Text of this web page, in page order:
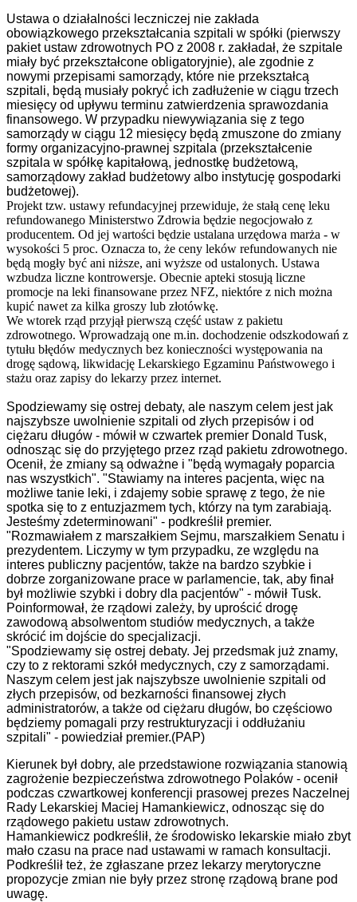
Ustawa o działalności leczniczej nie zakłada
obowiązkowego przekształcania szpitali w spółki (pierwszy
pakiet ustaw zdrowotnych PO z 2008 r. zakładał, że szpitale
miały być przekształcone obligatoryjnie), ale zgodnie z
nowymi przepisami samorządy, które nie przekształcą
szpitali, będą musiały pokryć ich zadłużenie w ciągu trzech
miesięcy od upływu terminu zatwierdzenia sprawozdania
finansowego. W przypadku niewywiązania się z tego
samorządy w ciągu 12 miesięcy będą zmuszone do zmiany
formy organizacyjno-prawnej szpitala (przekształcenie
szpitala w spółkę kapitałową, jednostkę budżetową,
samorządowy zakład budżetowy albo instytucję gospodarki
budżetowej).
Projekt tzw. ustawy refundacyjnej przewiduje, że stałą cenę leku
refundowanego Ministerstwo Zdrowia będzie negocjowało z
producentem. Od jej wartości będzie ustalana urzędowa marża - w
wysokości 5 proc. Oznacza to, że ceny leków refundowanych nie
będą mogły być ani niższe, ani wyższe od ustalonych. Ustawa
wzbudza liczne kontrowersje. Obecnie apteki stosują liczne
promocje na leki finansowane przez NFZ, niektóre z nich można
kupić nawet za kilka groszy lub złotówkę.
We wtorek rząd przyjął pierwszą część ustaw z pakietu
zdrowotnego. Wprowadzają one m.in. dochodzenie odszkodowań z
tytułu błędów medycznych bez konieczności występowania na
drogę sądową, likwidację Lekarskiego Egzaminu Państwowego i
stażu oraz zapisy do lekarzy przez internet.
Spodziewamy się ostrej debaty, ale naszym celem jest jak
najszybsze uwolnienie szpitali od złych przepisów i od
ciężaru długów - mówił w czwartek premier Donald Tusk,
odnosząc się do przyjętego przez rząd pakietu zdrowotnego.
Ocenił, że zmiany są odważne i "będą wymagały poparcia
nas wszystkich". "Stawiamy na interes pacjenta, więc na
możliwe tanie leki, i zdajemy sobie sprawę z tego, że nie
spotka się to z entuzjazmem tych, którzy na tym zarabiają.
Jesteśmy zdeterminowani" - podkreślił premier.
"Rozmawiałem z marszałkiem Sejmu, marszałkiem Senatu i
prezydentem. Liczymy w tym przypadku, ze względu na
interes publiczny pacjentów, także na bardzo szybkie i
dobrze zorganizowane prace w parlamencie, tak, aby finał
był możliwie szybki i dobry dla pacjentów" - mówił Tusk.
Poinformował, że rządowi zależy, by uprościć drogę
zawodową absolwentom studiów medycznych, a także
skrócić im dojście do specjalizacji.
"Spodziewamy się ostrej debaty. Jej przedsmak już znamy,
czy to z rektorami szkół medycznych, czy z samorządami.
Naszym celem jest jak najszybsze uwolnienie szpitali od
złych przepisów, od bezkarności finansowej złych
administratorów, a także od ciężaru długów, bo częściowo
będziemy pomagali przy restrukturyzacji i oddłużaniu
szpitali" - powiedział premier.(PAP)
Kierunek był dobry, ale przedstawione rozwiązania stanowią
zagrożenie bezpieczeństwa zdrowotnego Polaków - ocenił
podczas czwartkowej konferencji prasowej prezes Naczelnej
Rady Lekarskiej Maciej Hamankiewicz, odnosząc się do
rządowego pakietu ustaw zdrowotnych.
Hamankiewicz podkreślił, że środowisko lekarskie miało zbyt
mało czasu na prace nad ustawami w ramach konsultacji.
Podkreślił też, że zgłaszane przez lekarzy merytoryczne
propozycje zmian nie były przez stronę rządową brane pod
uwagę.